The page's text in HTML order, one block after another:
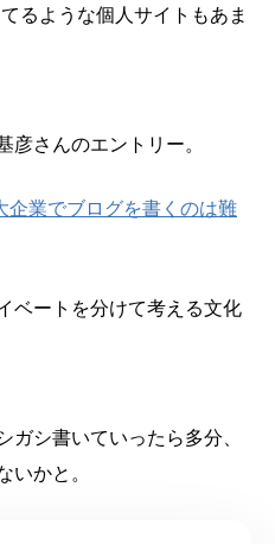
るような個人サイトもあま
彦さんのエントリー。
企業でブログを書くのは難
ベートを分けて考える文化
ガシ書いていったら多分、
いかと。